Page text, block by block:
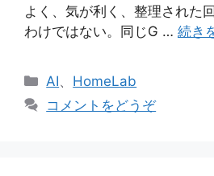
よく、気が利く、整理された
わけではない。同じG … 続き
カ
テ
AI、 HomeLab
コメントをどうぞ